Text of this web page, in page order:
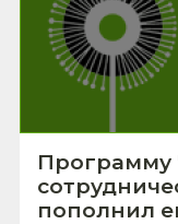
Программу
пополнил